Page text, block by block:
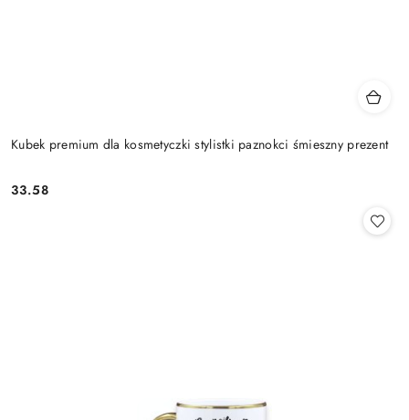
Kubek premium dla kosmetyczki stylistki paznokci śmieszny prezent
Cena:
33.58